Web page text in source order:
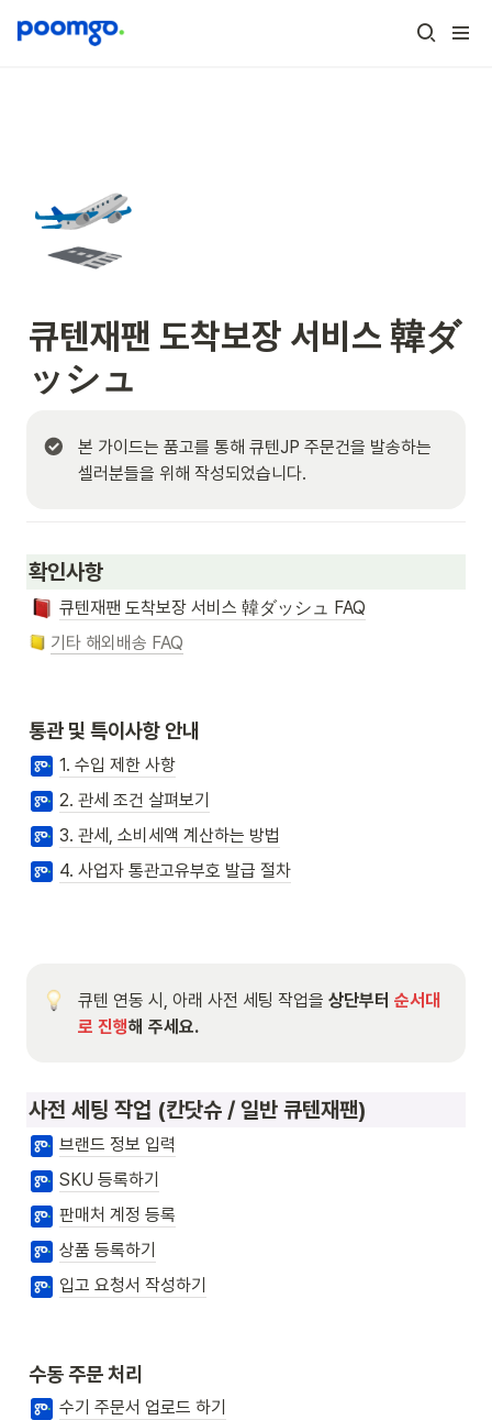
🛫
큐텐재팬 도착보장 서비스 韓ダ
ッシュ
본 가이드는 품고를 통해 큐텐JP 주문건을 발송하는
셀러분들을 위해 작성되었습니다.
확인사항
큐텐재팬 도착보장 서비스 韓ダッシュ FAQ
기타 해외배송 FAQ
통관 및 특이사항 안내
1. 수입 제한 사항
2. 관세 조건 살펴보기
3. 관세, 소비세액 계산하는 방법
4. 사업자 통관고유부호 발급 절차
큐텐 연동 시, 아래 사전 세팅 작업을 상단부터 순서대
로 진행해 주세요.
사전 세팅 작업 (칸닷슈 / 일반 큐텐재팬)
브랜드 정보 입력
SKU 등록하기
판매처 계정 등록
상품 등록하기
입고 요청서 작성하기
수동 주문 처리
수기 주문서 업로드 하기